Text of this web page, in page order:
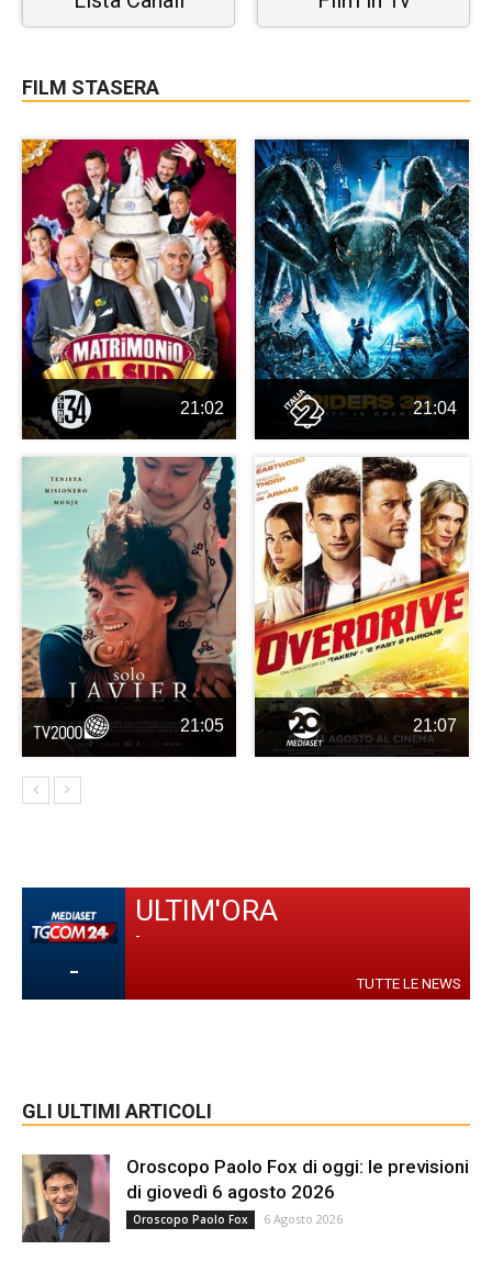
FILM STASERA
21:02 21:04
21:05 21:07
-
ULTIM'ORA
-
TUTTE LE NEWS
GLI ULTIMI ARTICOLI
Oroscopo Paolo Fox di oggi: le previsioni
di giovedì 6 agosto 2026
Oroscopo Paolo Fox 6 Agosto 2026